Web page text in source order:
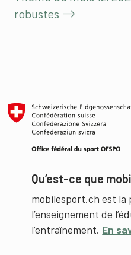
robustes
Qu’est-ce que
mobilesport.ch est la
l’enseignement de
l’entraînement. En